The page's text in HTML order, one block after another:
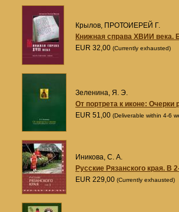
Крылов, ПРОТОИЕРЕЙ Г.
Книжная справа XВИИ века.
EUR 32,00 (Currently exhausted)
Зеленина, Я. Э.
От портрета к иконе:
EUR 51,00 (Deliverable within 4-6
Иникова, С. А.
Русские Рязанского края. В
EUR 229,00 (Currently exhausted)